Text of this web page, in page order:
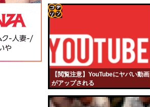
【閲覧注意】YouTubeにヤバい動画
がアップされる
リン
- 固
定リ
ンク
自動